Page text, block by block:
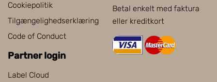
Cookiepolitik
Tilgængelighedserklæring
Code of Conduct
Partner login
Label Cloud
Betal enkelt med faktura
eller kreditkort